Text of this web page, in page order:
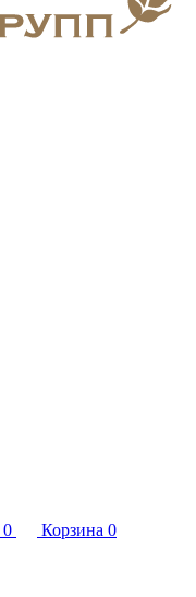
0 Корзина 0